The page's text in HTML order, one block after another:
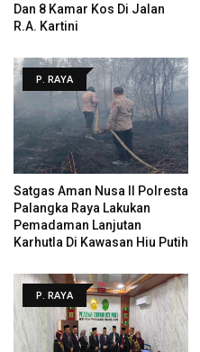
Dan 8 Kamar Kos Di Jalan
R.A. Kartini
P. RAYA
Satgas Aman Nusa II Polresta
Palangka Raya Lakukan
Pemadaman Lanjutan
Karhutla Di Kawasan Hiu Putih
P. RAYA